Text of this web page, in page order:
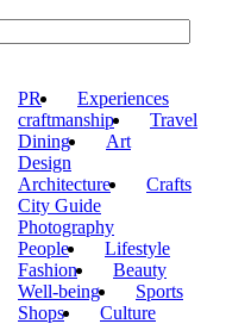
PR
Experiences
craftmanship
Travel
Dining
Art
Design
Architecture
Crafts
City Guide
Photography
People
Lifestyle
Fashion
Beauty
Well-being
Sports
Shops
Culture